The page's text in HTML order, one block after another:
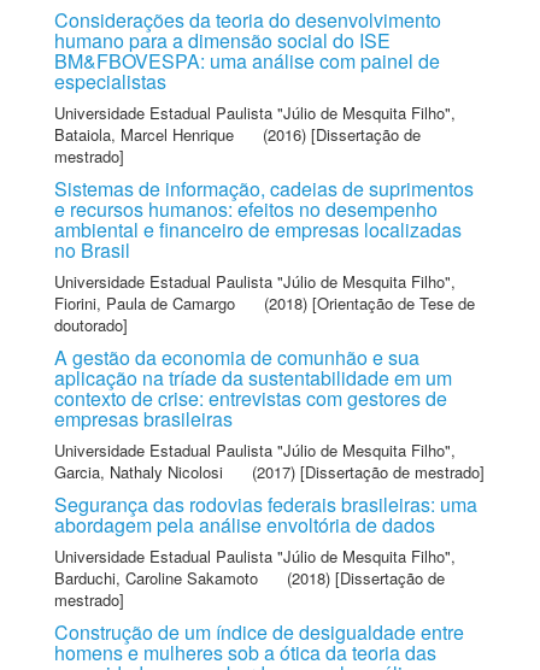
Considerações da teoria do desenvolvimento
humano para a dimensão social do ISE
BM&FBOVESPA: uma análise com painel de
especialistas
Universidade Estadual Paulista "Júlio de Mesquita Filho",
Bataiola, Marcel Henrique
(2016) [Dissertação de
mestrado]
Sistemas de informação, cadeias de suprimentos
e recursos humanos: efeitos no desempenho
ambiental e financeiro de empresas localizadas
no Brasil
Universidade Estadual Paulista "Júlio de Mesquita Filho",
Fiorini, Paula de Camargo
(2018) [Orientação de Tese de
doutorado]
A gestão da economia de comunhão e sua
aplicação na tríade da sustentabilidade em um
contexto de crise: entrevistas com gestores de
empresas brasileiras
Universidade Estadual Paulista "Júlio de Mesquita Filho",
Garcia, Nathaly Nicolosi
(2017) [Dissertação de mestrado]
Segurança das rodovias federais brasileiras: uma
abordagem pela análise envoltória de dados
Universidade Estadual Paulista "Júlio de Mesquita Filho",
Barduchi, Caroline Sakamoto
(2018) [Dissertação de
mestrado]
Construção de um índice de desigualdade entre
homens e mulheres sob a ótica da teoria das